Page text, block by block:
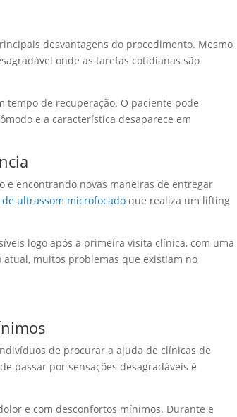
desvantagens do procedimento. Mesmo
onde as tarefas cotidianas são
tempo de recuperação. O paciente pode
e a característica desaparece em
e encontrando novas maneiras de entregar
ultrassom microfocado que realiza um lifting
logo após a primeira visita clínica, com uma
muitos problemas que existiam no
de procurar a ajuda de clínicas de
passar por sensações desagradáveis é
e com desconfortos mínimos. Durante e